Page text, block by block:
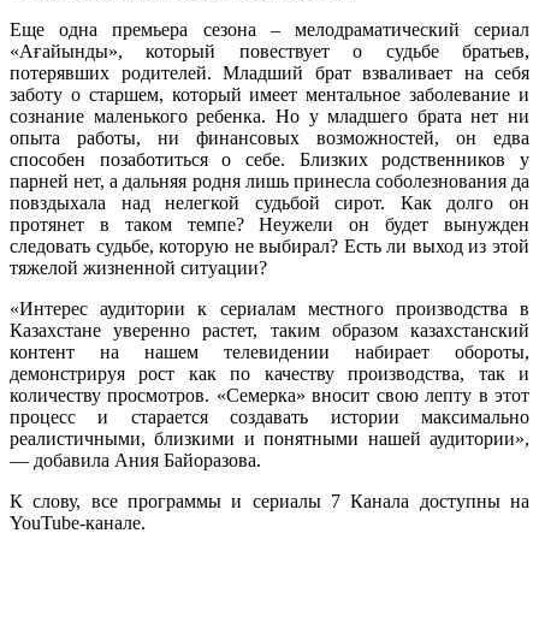
Еще одна премьера сезона – мелодраматический сериал
«Ағайынды», который повествует о судьбе братьев,
потерявших родителей. Младший брат взваливает на себя
заботу о старшем, который имеет ментальное заболевание и
сознание маленького ребенка. Но у младшего брата нет ни
опыта работы, ни финансовых возможностей, он едва
способен позаботиться о себе. Близких родственников у
парней нет, а дальняя родня лишь принесла соболезнования да
повздыхала над нелегкой судьбой сирот. Как долго он
протянет в таком темпе? Неужели он будет вынужден
следовать судьбе, которую не выбирал? Есть ли выход из этой
тяжелой жизненной ситуации?
«Интерес аудитории к сериалам местного производства в
Казахстане уверенно растет, таким образом казахстанский
контент на нашем телевидении набирает обороты,
демонстрируя рост как по качеству производства, так и
количеству просмотров. «Семерка» вносит свою лепту в этот
процесс и старается создавать истории максимально
реалистичными, близкими и понятными нашей аудитории»,
— добавила Ания Байоразова.
К слову, все программы и сериалы 7 Канала доступны на
YouTube-канале.